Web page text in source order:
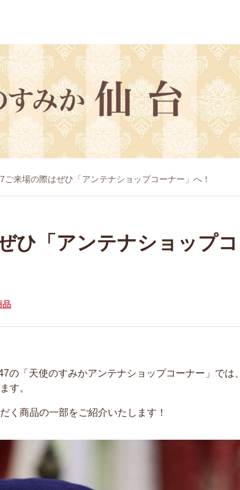
ご来場の際はぜひ「アンテナショップコーナー」へ！
ひ「アンテナショップコ
品
の「天使のすみかアンテナショップコーナー」では、
す。
く商品の一部をご紹介いたします！